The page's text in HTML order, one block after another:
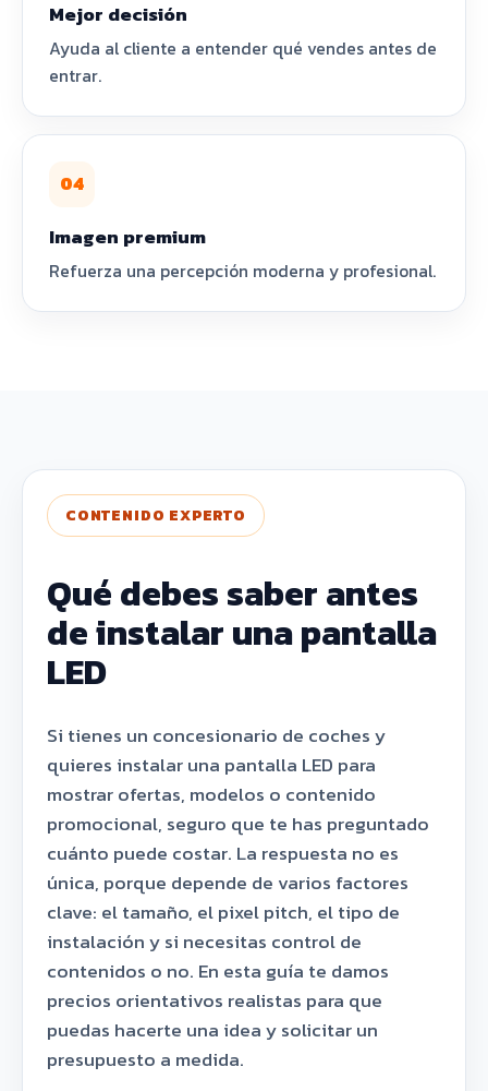
Mejor decisión
Ayuda al cliente a entender qué vendes antes de
entrar.
04
Imagen premium
Refuerza una percepción moderna y profesional.
CONTENIDO EXPERTO
Qué debes saber antes
de instalar una pantalla
LED
Si tienes un concesionario de coches y
quieres instalar una pantalla LED para
mostrar ofertas, modelos o contenido
promocional, seguro que te has preguntado
cuánto puede costar. La respuesta no es
única, porque depende de varios factores
clave: el tamaño, el pixel pitch, el tipo de
instalación y si necesitas control de
contenidos o no. En esta guía te damos
precios orientativos realistas para que
puedas hacerte una idea y solicitar un
presupuesto a medida.